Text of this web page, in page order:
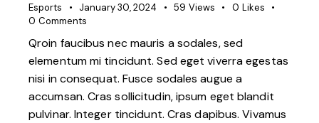
Esports January 30, 2024 59 Views 0 Likes
0 Comments
Qroin faucibus nec mauris a sodales, sed
elementum mi tincidunt. Sed eget viverra egestas
nisi in consequat. Fusce sodales augue a
accumsan. Cras sollicitudin, ipsum eget blandit
pulvinar. Integer tincidunt. Cras dapibus. Vivamus